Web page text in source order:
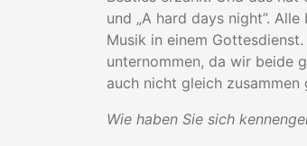
und „A hard days night”.
Musik in einem
unternommen, da wir beide
auch nicht gleich zusammen
Wie haben Sie sich